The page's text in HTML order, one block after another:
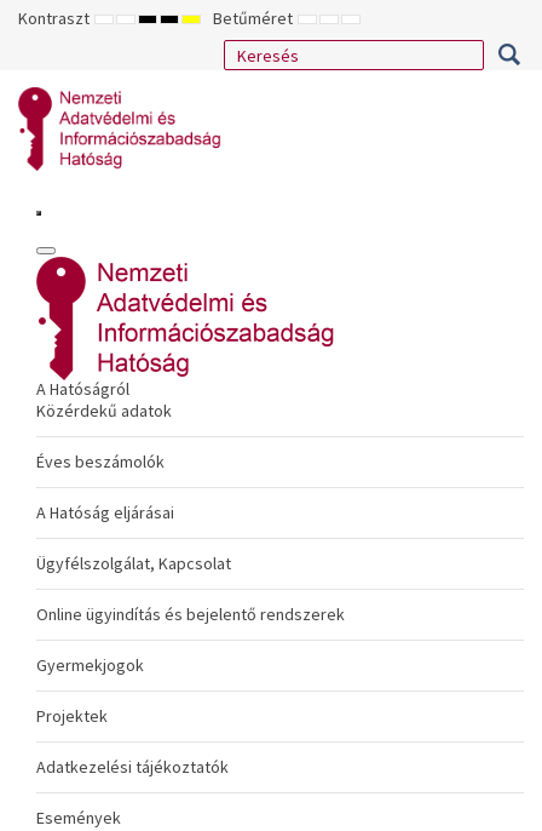
Kontraszt ALAPÉRTELMEZETT
ÉJSZAKAI
NAGY
KONTRASZTÚ
NAGY
KONTRASZTÚ
NAGY
KONTRASZTÚ
SÁRGA
FEKETE
Betűméret KISEBB
BETŰTÍPUS
ALAPÉRTELMEZETT
BETŰMÉRET
NAGYOBB
BETŰMÉRET
A Hatóságról
Közérdekű adatok
Éves beszámolók
A Hatóság eljárásai
Ügyfélszolgálat, Kapcsolat
Online ügyindítás és bejelentő rendszerek
Gyermekjogok
Projektek
Adatkezelési tájékoztatók
Események